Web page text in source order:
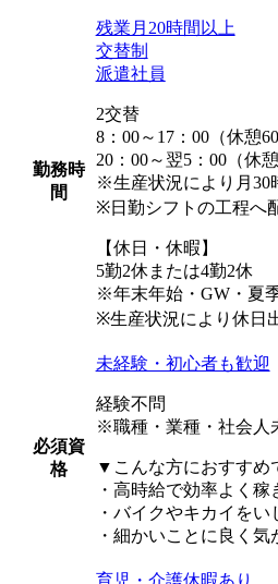
勤務時
間
残業月20時間以上
交替制
派遣社員
2交替
8：00～17：00（休憩
20：00～翌5：00（休
※生産状況により月30
※日勤シフトの工程へ
【休日・休暇】
5勤2休または4勤2休
※年末年始・GW・夏
※生産状況により休日
必須資
格
未経験・初心者も歓迎
経験不問
※職種・業種・社会人
▼こんな方におすすめ
・高時給で効率よく稼
・バイクやキカイを
・細かいことに良く
育児・介護休暇あり